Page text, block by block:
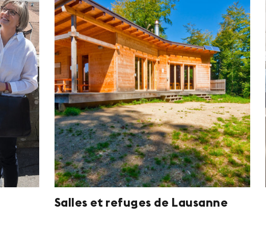
Salles et refuges de Lausanne